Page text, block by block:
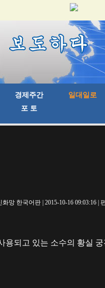
화망 한국어판 | 2015-10-16 09:03:16 |
되고 있는 소수의 황실 궁